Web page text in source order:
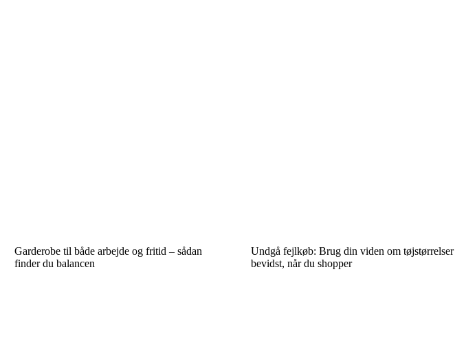
Garderobe til både arbejde og fritid – sådan
finder du balancen
Undgå fejlkøb: Brug din viden om tøjstørrelser
bevidst, når du shopper